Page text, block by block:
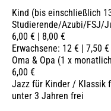
Kind (bis einschließlich
Studierende/Azubi/FSJ/
6,00 € | 8,00 €
Erwachsene: 12 € | 7,50
Oma & Opa (1 x
6,00 €
Jazz für Kinder / Klassik
unter 3 Jahren frei